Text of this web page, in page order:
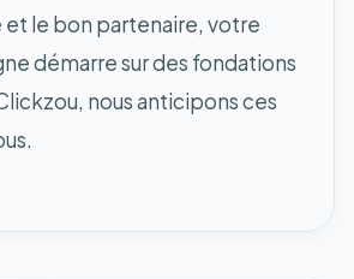
le bon partenaire, votre
démarre sur des fondations
nous anticipons ces